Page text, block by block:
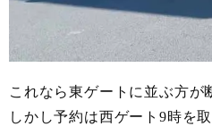
これなら東ゲートに並ぶ方が
しかし予約は西ゲート9時を